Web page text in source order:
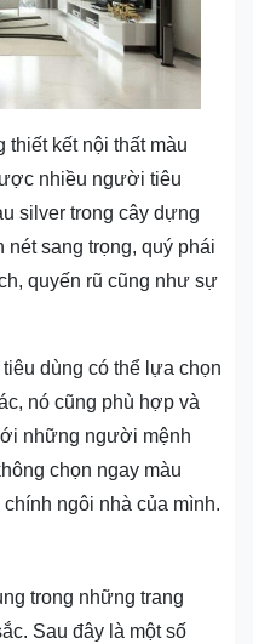
thiết kết nội thất màu
nhiều người tiêu
silver trong cây dựng
sang trọng, quý phái
quyến rũ cũng như sự
dùng có thể lựa chọn
nó cũng phù hợp và
những người mệnh
chọn ngay màu
ngôi nhà của mình.
trong những trang
Sau đây là một số